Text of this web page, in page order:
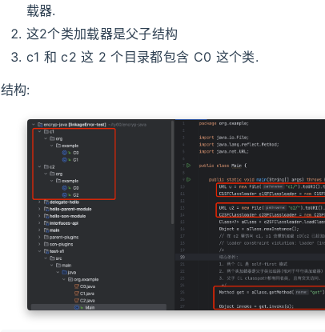
载器.
这2个类加载器是父子结构
c1 和 c2 这 2 个目录都包含 C0 这个类.
结构: